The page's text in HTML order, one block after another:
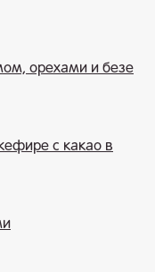
орехами и безе
с какао в